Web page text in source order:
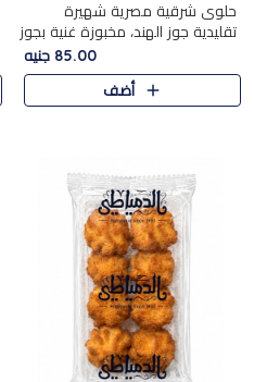
حلوى شرقية مصرية شهيرة
تقليدية جوز الهند، مخبوزة غنية بجوز
الهند، بلمسه ذهبية وتتميز بقوامها
المرمل وطعمها اللذيذ الذي يشبه
البسبوسة. تُخبز..
85.00 جنيه
أضف